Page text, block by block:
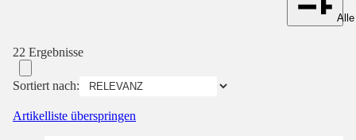
22 Ergebnisse
Sortiert nach:
Artikelliste überspringen